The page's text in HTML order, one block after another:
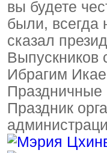
вы будете
были, всегда
сказал
Выпускников
Ибрагим
Праздничные
Праздник